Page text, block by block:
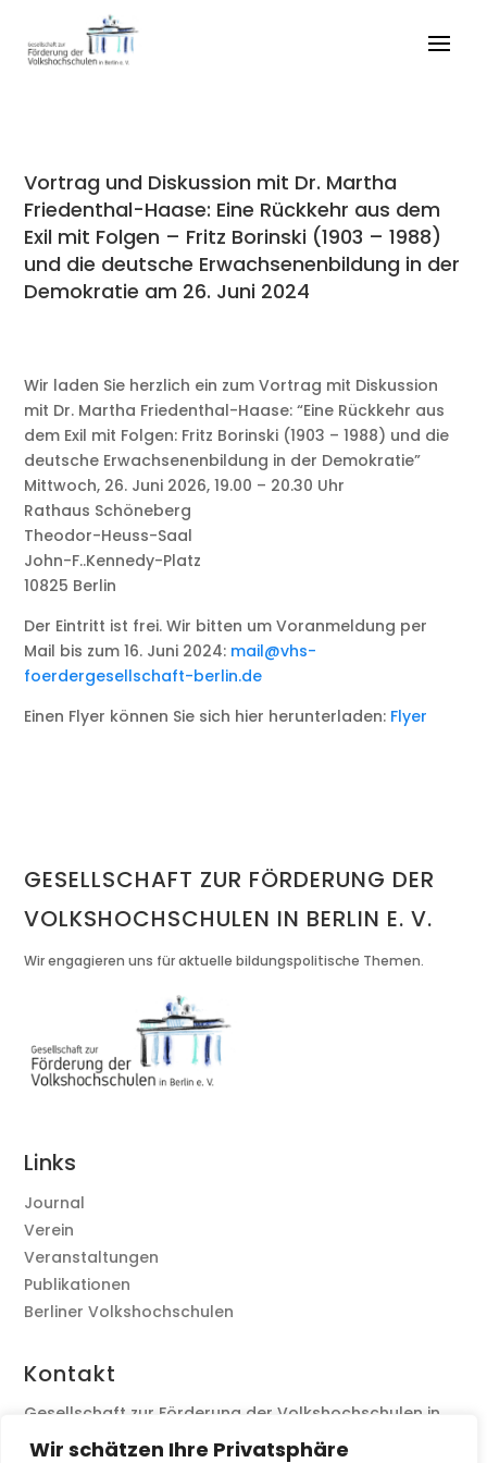
Wir schätzen Ihre Privatsphäre
Vortrag und Diskussion mit Dr. Martha
Friedenthal-Haase: Eine Rückkehr aus dem
Exil mit Folgen – Fritz Borinski (1903 – 1988)
und die deutsche Erwachsenenbildung in der
Demokratie am 26. Juni 2024
Wir laden Sie herzlich ein zum Vortrag mit Diskussion
mit Dr. Martha Friedenthal-Haase: “Eine Rückkehr aus
dem Exil mit Folgen: Fritz Borinski (1903 – 1988) und die
deutsche Erwachsenenbildung in der Demokratie”
Mittwoch, 26. Juni 2026, 19.00 – 20.30 Uhr
Rathaus Schöneberg
Theodor-Heuss-Saal
John-F..Kennedy-Platz
10825 Berlin
Der Eintritt ist frei. Wir bitten um Voranmeldung per
Mail bis zum 16. Juni 2024: mail@vhs-
foerdergesellschaft-berlin.de
Einen Flyer können Sie sich hier herunterladen: Flyer
GESELLSCHAFT ZUR FÖRDERUNG DER
VOLKSHOCHSCHULEN IN BERLIN E. V.
Wir engagieren uns für aktuelle bildungspolitische Themen.
Links
Journal
Verein
Veranstaltungen
Publikationen
Berliner Volkshochschulen
Kontakt
Gesellschaft zur Förderung der Volkshochschulen in
Berlin e. V., c/o Stefan Bruns